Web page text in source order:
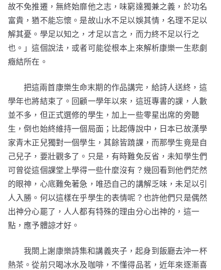
故不免推遷，無終始靡他之志，味窮達獨兼之義，於功名
富貴，猶不能忘懷。是故山水不足以娛其情，名理不足以
解其憂。學足以知之，才足以言之，而力終不足以行之
也。」這個說法，或者可能從根本上來解析康樂一生悲劇
癥結所在。
把這兩首康樂生命末期的作品講完，給詩人送終，這
學年也將結束了。回顧一學年以來，這班專書的課，人數
並不多，但正式選修的學生，加上一些零星出席的旁聽
生，倒也始終維持一個局面；比起傳說中，日本已故漢學
家青木正兒獨對一個學生，其餘皆蹺課，而那學生竟是自
己兒子，要壯觀多了。只是，有時難免反省，未知學生們
可曾從這個課堂上學得一些什麼沒有？幾回看到他們茫然
的眼神，心底難免著急，唯恐自己的講解乏味，未足以引
人入勝。何以這樣在乎學生的表情呢？也許他們只是偶然
出神分心罷了，人人都有特殊的理由分心出神的，這一
點，應予體諒才好。
我閤上謝康樂詩集和講義夾子，起身到飯廳去沖一杯
熱茶。從前只喝冰水及咖啡，不懂得品茗，近年來逐漸喜